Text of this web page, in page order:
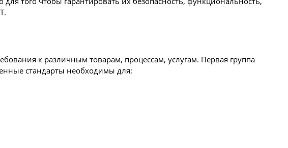
к различным товарам, процессам, услугам. Первая группа
стандарты необходимы для: